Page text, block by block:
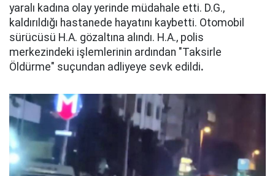
yaralı kadına olay yerinde müdahale etti. D.G.,
kaldırıldığı hastanede hayatını kaybetti. Otomobil
sürücüsü H.A. gözaltına alındı. H.A., polis
merkezindeki işlemlerinin ardından "Taksirle
Öldürme" suçundan adliyeye sevk edildi.